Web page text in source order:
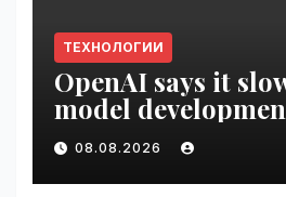
ТЕХНОЛОГИИ
OpenAI says it
model
security concerns |
08.08.2026